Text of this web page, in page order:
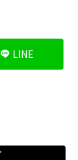
LINE